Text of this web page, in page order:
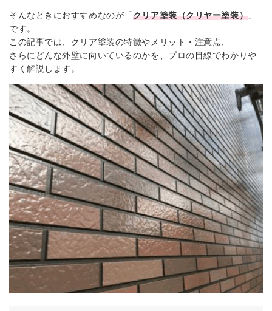
そんなときにおすすめなのが「クリア塗装（クリヤー塗装） 」
です。
この記事では、クリア塗装の特徴やメリット・注意点、
さらにどんな外壁に向いているのかを、プロの目線でわかりや
すく解説します。